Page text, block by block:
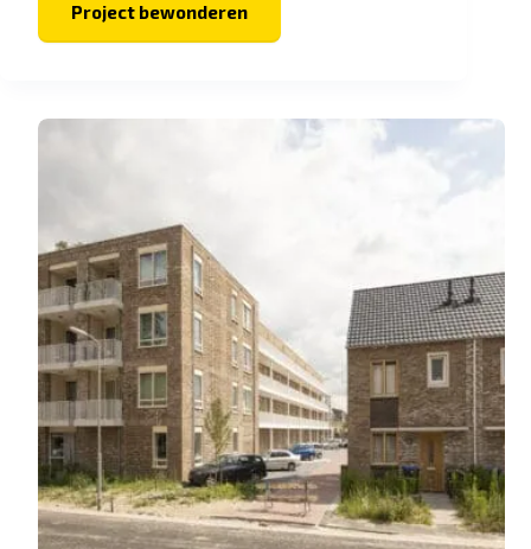
Project bewonderen
Het
Heuvelpark